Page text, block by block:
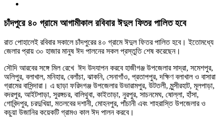
চাঁদপুরে ৪০ গ্রামে আগামীকাল রবিবার ঈদুল ফিতর পালিত হবে
রাত পোহালেই রবিবার সকালে চাঁদপুরের ৪০ গ্রামে ঈদুল ফিতর পালিত হবে। ইতোমধ্যে
জেলার প্রায় ৩০ হাজার মানুষ ঈদ পালনের সকল প্রস্তুতি শেষ করেছেন।
সৌদি আরবের সঙ্গে মিল রেখে ঈদ উদযাপন করবে হাজীগঞ্জ উপজেলার সাদ্রা, সমেশপুর,
অলিপুর, বলাখাল, মনিহার, বেলাঁচা, ঝাকনি, সেনাগাঁও, প্রতাপপুর, দক্ষিণ বলাখাল ও বাসারা
গ্রামের বাসিন্দারা। এ ছাড়া ফরিদগঞ্জ উপজেলার উভারামপুর, উটতলী, মুন্সীরহাট, মূলপাড়া,
বদরপুর, আইটপাড়া, সুরঙ্গচর, বালিথুবা, কাইতাড়া, নুরপুর, সাচনমেঘ, ষোল্লা, হাঁসা,
গোবিন্দপুর, চরদুখিয়া, মতলবের দশানী, মোহনপুর, পাঁচানী এবং শাহরাস্তি উপজেলার ও
কচুয়া উজানির কয়েকটি গ্রামও কাল ঈদ পালন করবে।